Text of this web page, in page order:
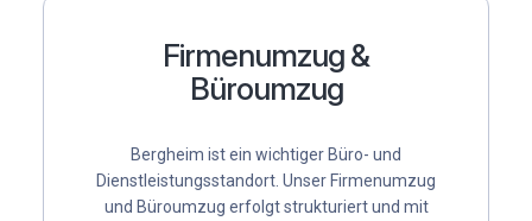
Firmenumzug &
Büroumzug
Bergheim ist ein wichtiger Büro- und
Dienstleistungsstandort. Unser Firmenumzug
und Büroumzug erfolgt strukturiert und mit